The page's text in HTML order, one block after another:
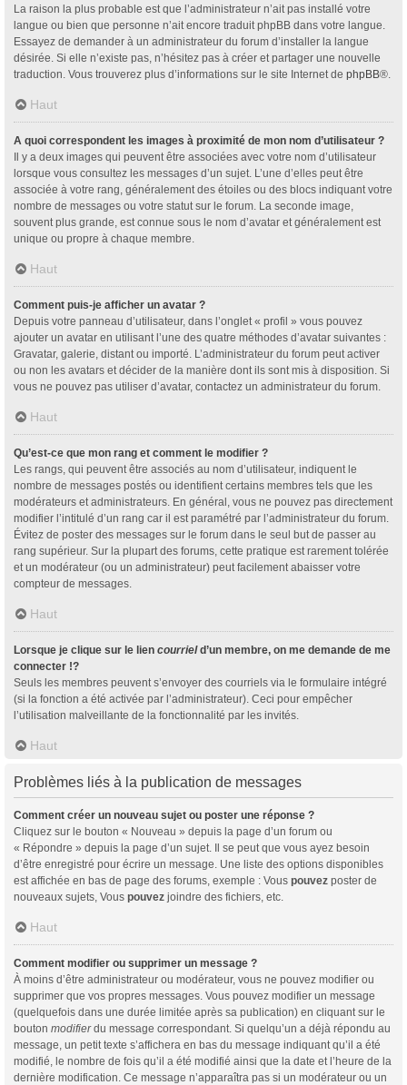
La raison la plus probable est que l’administrateur n’ait pas installé votre
langue ou bien que personne n’ait encore traduit phpBB dans votre langue.
Essayez de demander à un administrateur du forum d’installer la langue
désirée. Si elle n’existe pas, n’hésitez pas à créer et partager une nouvelle
traduction. Vous trouverez plus d’informations sur le site Internet de phpBB®.
Haut
A quoi correspondent les images à proximité de mon nom d’utilisateur ?
Il y a deux images qui peuvent être associées avec votre nom d’utilisateur
lorsque vous consultez les messages d’un sujet. L’une d’elles peut être
associée à votre rang, généralement des étoiles ou des blocs indiquant votre
nombre de messages ou votre statut sur le forum. La seconde image,
souvent plus grande, est connue sous le nom d’avatar et généralement est
unique ou propre à chaque membre.
Haut
Comment puis-je afficher un avatar ?
Depuis votre panneau d’utilisateur, dans l’onglet « profil » vous pouvez
ajouter un avatar en utilisant l’une des quatre méthodes d’avatar suivantes :
Gravatar, galerie, distant ou importé. L’administrateur du forum peut activer
ou non les avatars et décider de la manière dont ils sont mis à disposition. Si
vous ne pouvez pas utiliser d’avatar, contactez un administrateur du forum.
Haut
Qu’est-ce que mon rang et comment le modifier ?
Les rangs, qui peuvent être associés au nom d’utilisateur, indiquent le
nombre de messages postés ou identifient certains membres tels que les
modérateurs et administrateurs. En général, vous ne pouvez pas directement
modifier l’intitulé d’un rang car il est paramétré par l’administrateur du forum.
Évitez de poster des messages sur le forum dans le seul but de passer au
rang supérieur. Sur la plupart des forums, cette pratique est rarement tolérée
et un modérateur (ou un administrateur) peut facilement abaisser votre
compteur de messages.
Haut
Lorsque je clique sur le lien courrield’un membre, on me demande de me
connecter !?
Seuls les membres peuvent s’envoyer des courriels via le formulaire intégré
(si la fonction a été activée par l’administrateur). Ceci pour empêcher
l’utilisation malveillante de la fonctionnalité par les invités.
Haut
Problèmes liés à la publication de messages
Comment créer un nouveau sujet ou poster une réponse ?
Cliquez sur le bouton « Nouveau » depuis la page d’un forum ou
« Répondre » depuis la page d’un sujet. Il se peut que vous ayez besoin
d’être enregistré pour écrire un message. Une liste des options disponibles
est affichée en bas de page des forums, exemple : Vous pouvez poster de
nouveaux sujets, Vous pouvez joindre des fichiers, etc.
Haut
Comment modifier ou supprimer un message ?
À moins d’être administrateur ou modérateur, vous ne pouvez modifier ou
supprimer que vos propres messages. Vous pouvez modifier un message
(quelquefois dans une durée limitée après sa publication) en cliquant sur le
bouton modifierdu message correspondant. Si quelqu’un a déjà répondu au
message, un petit texte s’affichera en bas du message indiquant qu’il a été
modifié, le nombre de fois qu’il a été modifié ainsi que la date et l’heure de la
dernière modification. Ce message n’apparaîtra pas si un modérateur ou un